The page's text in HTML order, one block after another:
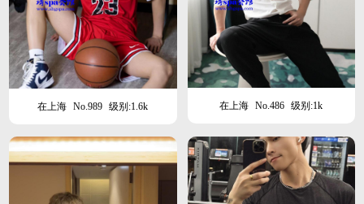
在上海 No.989 级别:1.6k 在上海 No.486 级别:1k